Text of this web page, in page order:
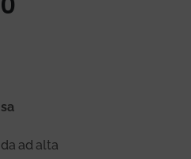
ad alta